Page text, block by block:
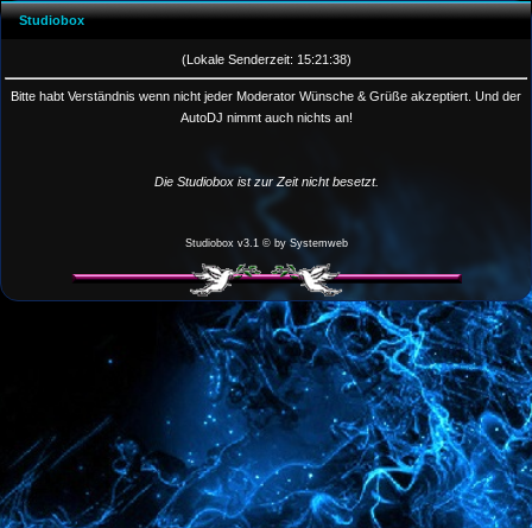
Studiobox
(Lokale Senderzeit: 15:21 :38)
Bitte habt Verständnis wenn nicht jeder Moderator Wünsche & Grüße akzeptiert. Und der
AutoDJ nimmt auch nichts an!
Die Studiobox ist zur Zeit nicht besetzt.
Studiobox v3.1 © by Systemweb